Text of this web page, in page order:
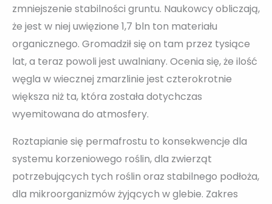
zmniejszenie stabilności gruntu. Naukowcy obliczają,
że jest w niej uwięzione 1,7 bln ton materiału
organicznego. Gromadził się on tam przez tysiące
lat, a teraz powoli jest uwalniany. Ocenia się, że ilość
węgla w wiecznej zmarzlinie jest czterokrotnie
większa niż ta, która została dotychczas
wyemitowana do atmosfery.
Roztapianie się permafrostu to konsekwencje dla
systemu korzeniowego roślin, dla zwierząt
potrzebujących tych roślin oraz stabilnego podłoża,
dla mikroorganizmów żyjących w glebie. Zakres